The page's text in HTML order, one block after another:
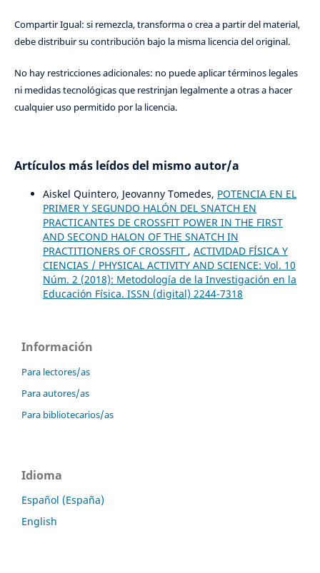
Compartir Igual: si remezcla, transforma o crea a partir del material,
debe distribuir su contribución bajo la misma licencia del original.
No hay restricciones adicionales: no puede aplicar términos legales
ni medidas tecnológicas que restrinjan legalmente a otras a hacer
cualquier uso permitido por la licencia.
Artículos más leídos del mismo autor/a
Aiskel Quintero, Jeovanny Tomedes, POTENCIA EN EL
PRIMER Y SEGUNDO HALÓN DEL SNATCH EN
PRACTICANTES DE CROSSFIT POWER IN THE FIRST
AND SECOND HALON OF THE SNATCH IN
PRACTITIONERS OF CROSSFIT , ACTIVIDAD FÍSICA Y
CIENCIAS / PHYSICAL ACTIVITY AND SCIENCE: Vol. 10
Núm. 2 (2018): Metodología de la Investigación en la
Educación Física. ISSN (digital) 2244-7318
Información
Para lectores/as
Para autores/as
Para bibliotecarios/as
Idioma
Español (España)
English